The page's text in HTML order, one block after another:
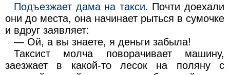
Подъезжает дама на такси. Почти доехали
они до места, она начинает рыться в сумочке
и вдруг заявляет:
— Ой, а вы знаете, я деньги забыла!
Таксист молча поворачивает машину,
заезжает в какой-то лесок на поляну с